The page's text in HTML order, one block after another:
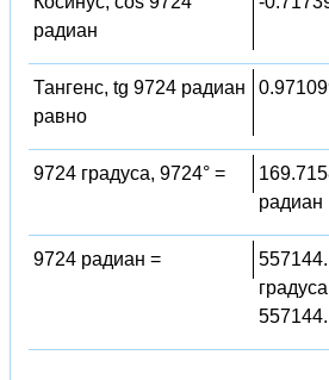
радиан
Тангенс, tg 9724 радиан
равно
9724 градуса, 9724° =
радиан
9724 радиан =